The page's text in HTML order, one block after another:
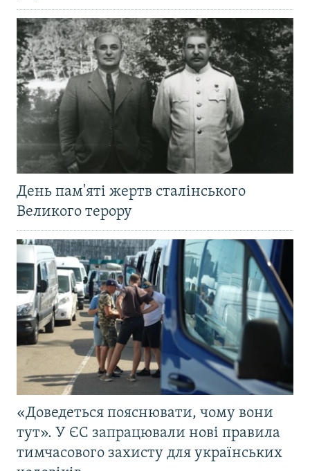
День пам'яті жертв сталінського
Великого терору
«Доведеться пояснювати, чому вони
тут». У ЄС запрацювали нові правила
тимчасового захисту для українських